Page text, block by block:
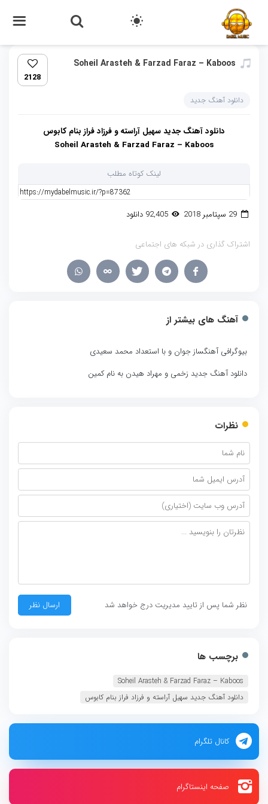
Soheil Arasteh & Farzad Faraz – Kaboos
2128
دانلود آهنگ جدید
دانلود آهنگ جدید سهیل آراسته و فرزاد فراز بنام کابوس
Soheil Arasteh & Farzad Faraz – Kaboos
لینک کوتاه مطلب
29 سپتامبر 2018 92,405 دانلود
اشتراک گذاری در شبکه های اجتماعی
آهنگ های بیشتر از
بیوگرافی آهنگساز جوان و با استعداد محمد سعیدی
دانلود آهنگ جدید زخمی و مهراد هیدن به نام کمین
نظرات
نظر شما پس از تایید مدیریت درج خواهد شد
برچسب ها
Soheil Arasteh & Farzad Faraz – Kaboos
دانلود آهنگ جدید سهیل آراسته و فرزاد فراز بنام کابوس
کانال تلگرام
صفحه اینستاگرام